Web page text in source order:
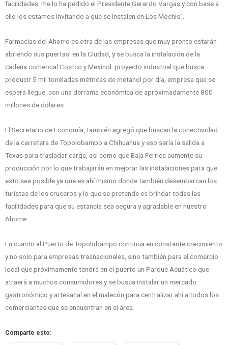
facilidades, me lo ha pedido el Presidente Gerardo Vargas y con base a
ello los estamos invitando a que se instalen en Los Mochis”.
Farmacias del Ahorro es otra de las empresas que muy pronto estarán
abriendo sus puertas en la Ciudad, y se busca la instalación de la
cadena comercial Costco y Mexinol proyecto industrial que busca
producir 5 mil toneladas métricas de metanol por día, empresa que se
espera llegue con una derrama económica de aproximadamente 800
millones de dólares.
El Secretario de Economía, también agregó que buscan la conectividad
de la carretera de Topolobampo a Chihuahua y eso sería la salida a
Texas para trasladar carga, así como que Baja Ferries aumente su
producción por lo que trabajarán en mejorar las instalaciones para que
esto sea posible ya que es ahí mismo donde también desembarcan los
turistas de los cruceros y lo que se pretende es brindar todas las
facilidades para que su estancia sea segura y agradable en nuestro
Ahome.
En cuanto al Puerto de Topolobampo continua en constante crecimiento
y no solo para empresas trasnacionales, sino también para el comercio
local que próximamente tendrá en el puerto un Parque Acuático que
atraerá a muchos consumidores y se busca instalar un mercado
gastronómico y artesanal en el malecón para centralizar ahí a todos los
comerciantes que se encuentran en el área.
Comparte esto: